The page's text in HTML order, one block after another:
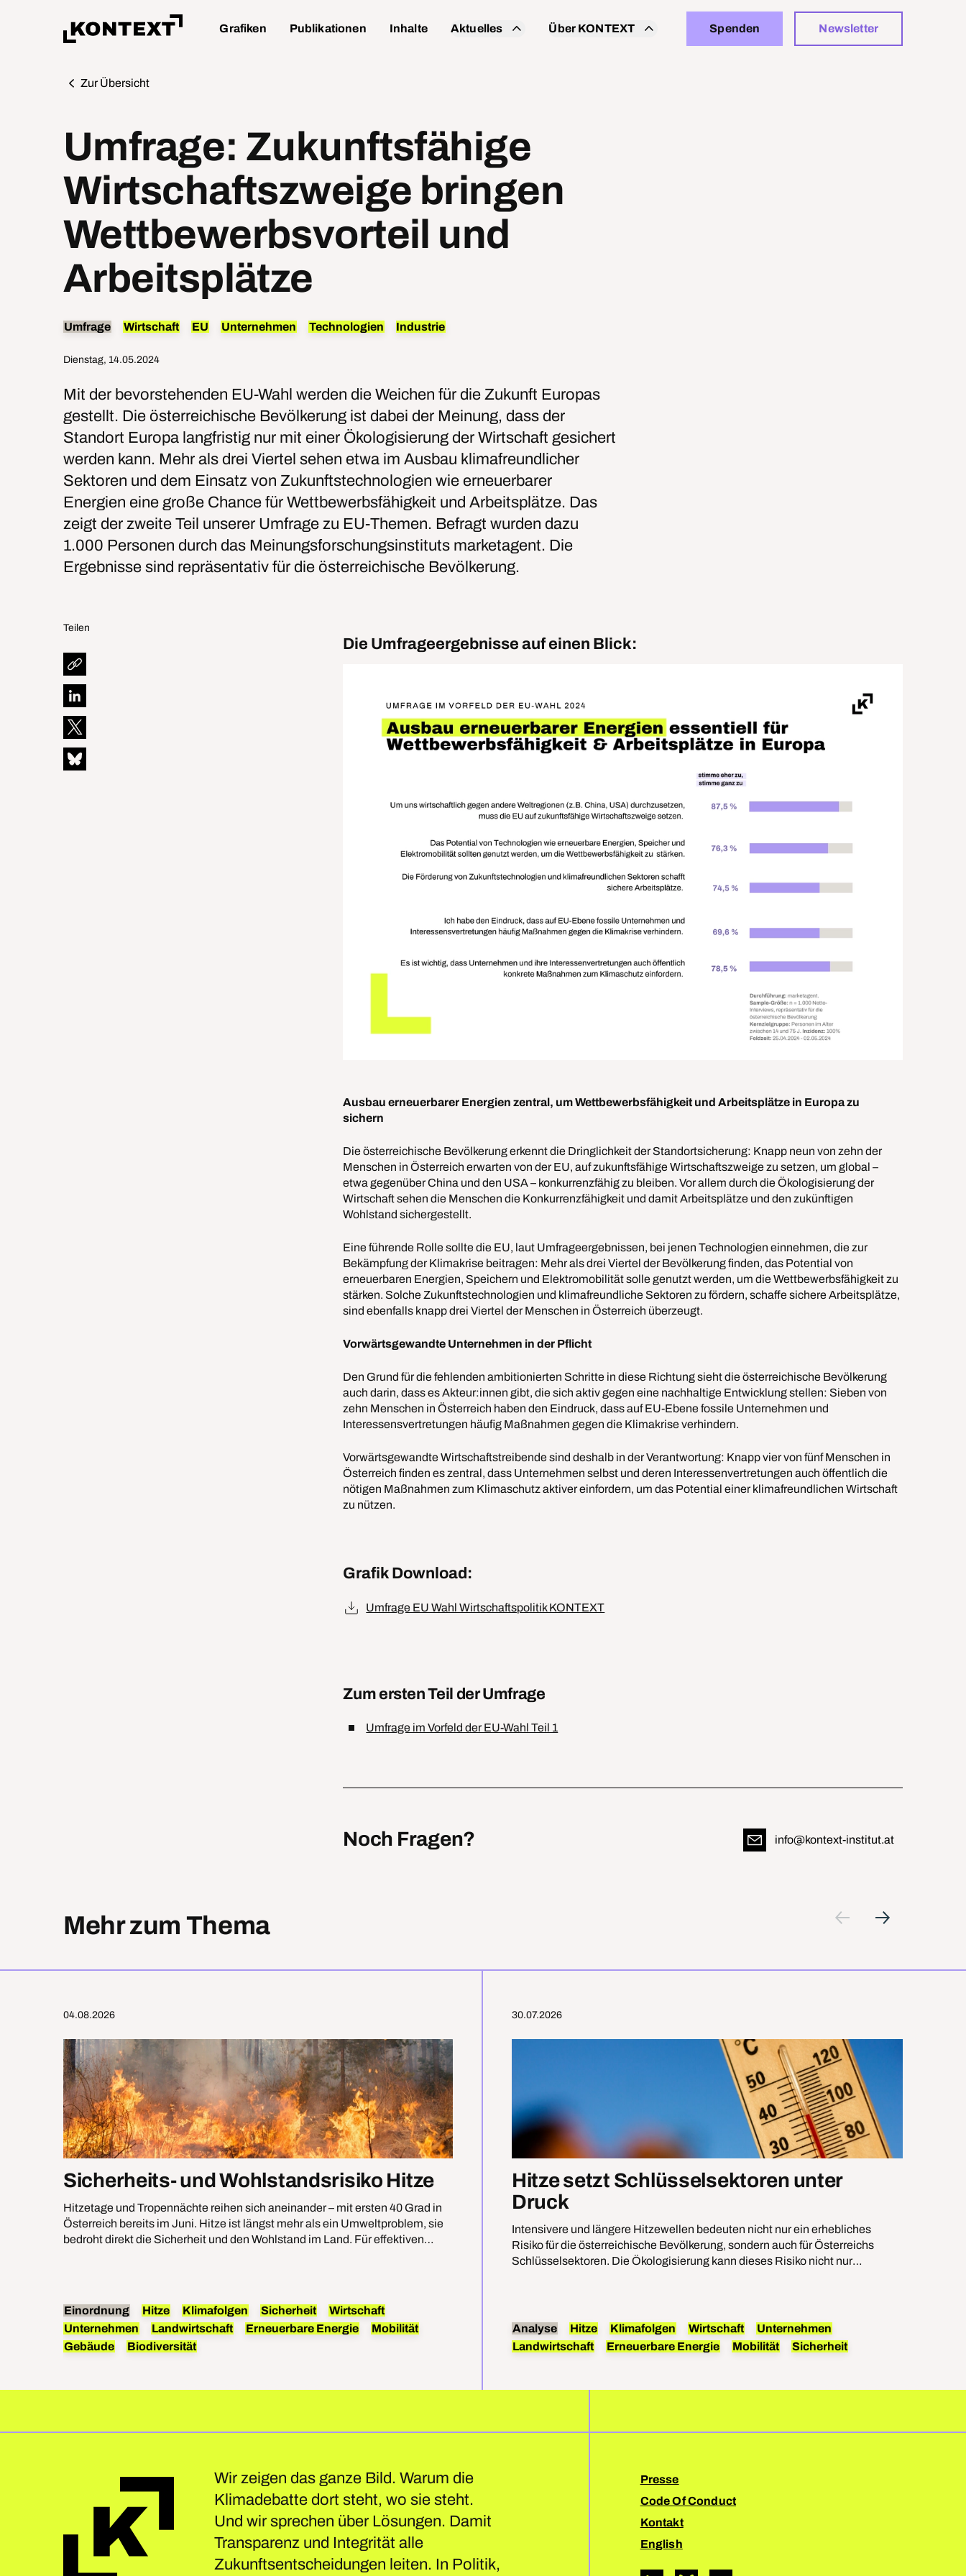
Grafiken Publikationen Inhalte Aktuelles Über KONTEXT
Kontakt
Spenden Newsletter
Zur Übersicht
Umfrage: Zukunftsfähige
Wirtschaftszweige bringen
Wettbewerbsvorteil und
Arbeitsplätze
Umfrage Wirtschaft EU Unternehmen Technologien Industrie
Dienstag, 14.05.2024
Mit der bevorstehenden EU-Wahl werden die Weichen für die Zukunft Europas
gestellt. Die österreichische Bevölkerung ist dabei der Meinung, dass der
Standort Europa langfristig nur mit einer Ökologisierung der Wirtschaft gesichert
werden kann. Mehr als drei Viertel sehen etwa im Ausbau klimafreundlicher
Sektoren und dem Einsatz von Zukunftstechnologien wie erneuerbarer
Energien eine große Chance für Wettbewerbsfähigkeit und Arbeitsplätze. Das
zeigt der zweite Teil unserer Umfrage zu EU-Themen. Befragt wurden dazu
1.000 Personen durch das Meinungsforschungsinstituts marketagent. Die
Ergebnisse sind repräsentativ für die österreichische Bevölkerung.
Teilen
Die Umfrageergebnisse auf einen Blick:
Ausbau erneuerbarer Energien zentral, um Wettbewerbsfähigkeit und Arbeitsplätze in Europa zu
sichern
Die österreichische Bevölkerung erkennt die Dringlichkeit der Standortsicherung: Knapp neun von zehn der
Menschen in Österreich erwarten von der EU, auf zukunftsfähige Wirtschaftszweige zu setzen, um global –
etwa gegenüber China und den USA – konkurrenzfähig zu bleiben. Vor allem durch die Ökologisierung der
Wirtschaft sehen die Menschen die Konkurrenzfähigkeit und damit Arbeitsplätze und den zukünftigen
Wohlstand sichergestellt.
Eine führende Rolle sollte die EU, laut Umfrageergebnissen, bei jenen Technologien einnehmen, die zur
Bekämpfung der Klimakrise beitragen: Mehr als drei Viertel der Bevölkerung finden, das Potential von
erneuerbaren Energien, Speichern und Elektromobilität solle genutzt werden, um die Wettbewerbsfähigkeit zu
stärken. Solche Zukunftstechnologien und klimafreundliche Sektoren zu fördern, schaffe sichere Arbeitsplätze,
sind ebenfalls knapp drei Viertel der Menschen in Österreich überzeugt.
Vorwärtsgewandte Unternehmen in der Pflicht
Den Grund für die fehlenden ambitionierten Schritte in diese Richtung sieht die österreichische Bevölkerung
auch darin, dass es Akteur:innen gibt, die sich aktiv gegen eine nachhaltige Entwicklung stellen: Sieben von
zehn Menschen in Österreich haben den Eindruck, dass auf EU-Ebene fossile Unternehmen und
Interessensvertretungen häufig Maßnahmen gegen die Klimakrise verhindern.
Vorwärtsgewandte Wirtschaftstreibende sind deshalb in der Verantwortung: Knapp vier von fünf Menschen in
Österreich finden es zentral, dass Unternehmen selbst und deren Interessenvertretungen auch öffentlich die
nötigen Maßnahmen zum Klimaschutz aktiver einfordern, um das Potential einer klimafreundlichen Wirtschaft
zu nützen.
Grafik Download:
Umfrage EU Wahl Wirtschaftspolitik KONTEXT
Zum ersten Teil der Umfrage
Umfrage im Vorfeld der EU-Wahl Teil 1
Noch Fragen? info@kontext-institut.at
Mehr zum Thema
04.08.2026
Sicherheits- und Wohlstandsrisiko Hitze
Hitzetage und Tropennächte reihen sich aneinander – mit ersten 40 Grad in
Österreich bereits im Juni. Hitze ist längst mehr als ein Umweltproblem, sie
bedroht direkt die Sicherheit und den Wohlstand im Land. Für effektiven
Einordnung Hitze Klimafolgen Sicherheit
Wirtschaft
Unternehmen
Landwirtschaft Erneuerbare Energie
Mobilität
Gebäude
Biodiversität
30.07.2026
Hitze setzt Schlüsselsektoren unter
Druck
Intensivere und längere Hitzewellen bedeuten nicht nur ein erhebliches
Risiko für die österreichische Bevölkerung, sondern auch für Österreichs
Schlüsselsektoren. Die Ökologisierung kann dieses Risiko nicht nur
Analyse Hitze Klimafolgen Wirtschaft
Unternehmen
Landwirtschaft
Erneuerbare Energie Mobilität Sicherheit
Wir zeigen das ganze Bild. Warum die
Klimadebatte dort steht, wo sie steht.
Und wir sprechen über Lösungen. Damit
Transparenz und Integrität alle
Zukunftsentscheidungen leiten. In Politik,
Presse
Code Of Conduct
Kontakt
English